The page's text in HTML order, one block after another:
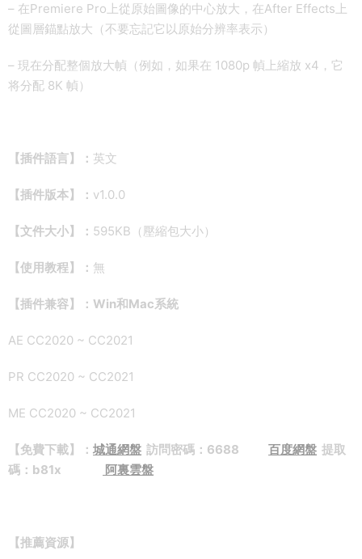
– 在Premiere Pro上從原始圖像的中心放大，在After Effects上
從圖層錨點放大（不要忘記它以原始分辨率表示）
– 現在分配整個放大幀（例如，如果在 1080p 幀上縮放 x4，它
将分配 8K 幀）
【插件語言】： 英文
【插件版本】： v1.0.0
【文件大小】： 595KB（壓縮包大小）
【使用教程】： 無
【插件兼容】：Win和Mac系統
AE CC2020 ~ CC2021
PR CC2020 ~ CC2021
ME CC2020 ~ CC2021
【免費下載】： 城通網盤 訪問密碼：6688 百度網盤 提取
碼：b81x
阿裏雲盤
【推薦資源】